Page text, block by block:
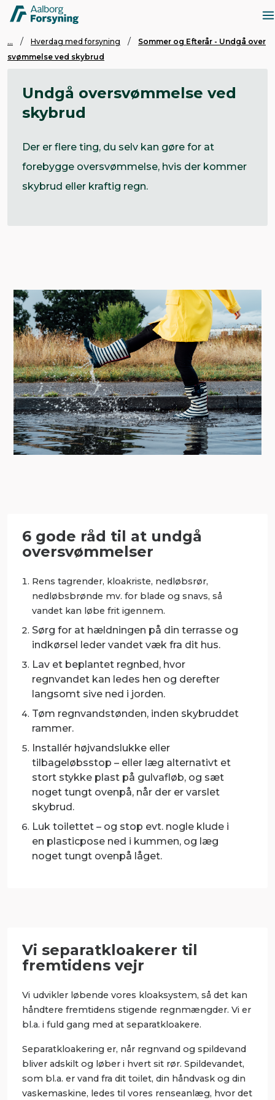
... Hverdag med forsyning
Sommer og Efterår - Undgå over
svømmelse ved skybrud
Undgå oversvømmelse ved
skybrud
Der er flere ting, du selv kan gøre for at
forebygge oversvømmelse, hvis der kommer
skybrud eller kraftig regn.
6 gode råd til at undgå
oversvømmelser
Rens tagrender, kloakriste, nedløbsrør,
nedløbsbrønde mv. for blade og snavs, så
vandet kan løbe frit igennem.
Sørg for at hældningen på din terrasse og
indkørsel leder vandet væk fra dit hus.
Lav et beplantet regnbed, hvor
regnvandet kan ledes hen og derefter
langsomt sive ned i jorden.
Tøm regnvandstønden, inden skybruddet
rammer.
Installér højvandslukke eller
tilbageløbsstop – eller læg alternativt et
stort stykke plast på gulvafløb, og sæt
noget tungt ovenpå, når der er varslet
skybrud.
Luk toilettet – og stop evt. nogle klude i
en plasticpose ned i kummen, og læg
noget tungt ovenpå låget.
Vi separatkloakerer til
fremtidens vejr
Vi udvikler løbende vores kloaksystem, så det kan
håndtere fremtidens stigende regnmængder. Vi er
bl.a. i fuld gang med at separatkloakere.
Separatkloakering er, når regnvand og spildevand
bliver adskilt og løber i hvert sit rør. Spildevandet,
som bl.a. er vand fra dit toilet, din håndvask og din
vaskemaskine, ledes til vores renseanlæg, hvor det